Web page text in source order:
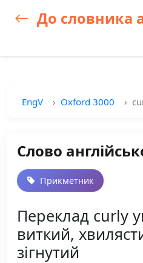
До словника
EngV Oxford 3000
Слово
Прикметник
Переклад curly
виткий,
зігнутий